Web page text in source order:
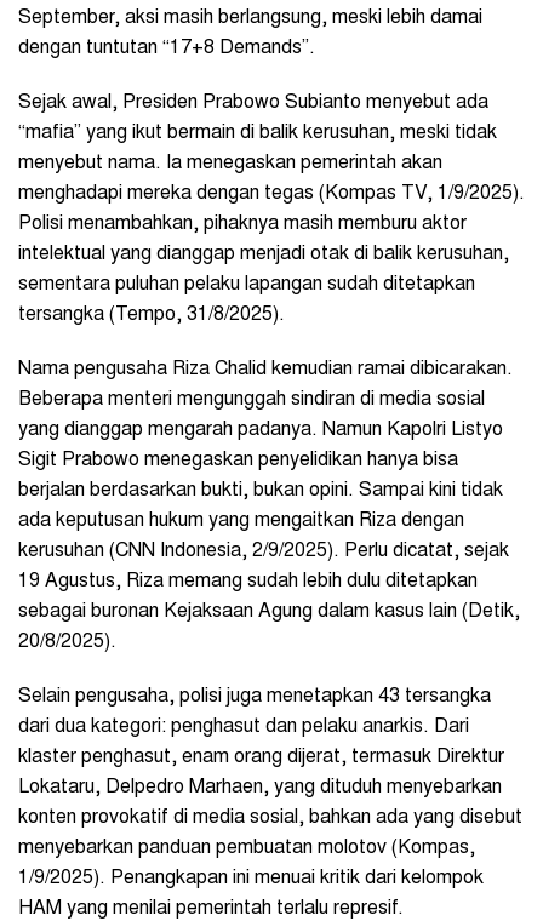
September, aksi masih berlangsung, meski lebih damai
dengan tuntutan “17+8 Demands”.
Sejak awal, Presiden Prabowo Subianto menyebut ada
“mafia” yang ikut bermain di balik kerusuhan, meski tidak
menyebut nama. Ia menegaskan pemerintah akan
menghadapi mereka dengan tegas (Kompas TV, 1/9/2025).
Polisi menambahkan, pihaknya masih memburu aktor
intelektual yang dianggap menjadi otak di balik kerusuhan,
sementara puluhan pelaku lapangan sudah ditetapkan
tersangka (Tempo, 31/8/2025).
Nama pengusaha Riza Chalid kemudian ramai dibicarakan.
Beberapa menteri mengunggah sindiran di media sosial
yang dianggap mengarah padanya. Namun Kapolri Listyo
Sigit Prabowo menegaskan penyelidikan hanya bisa
berjalan berdasarkan bukti, bukan opini. Sampai kini tidak
ada keputusan hukum yang mengaitkan Riza dengan
kerusuhan (CNN Indonesia, 2/9/2025). Perlu dicatat, sejak
19 Agustus, Riza memang sudah lebih dulu ditetapkan
sebagai buronan Kejaksaan Agung dalam kasus lain (Detik,
20/8/2025).
Selain pengusaha, polisi juga menetapkan 43 tersangka
dari dua kategori: penghasut dan pelaku anarkis. Dari
klaster penghasut, enam orang dijerat, termasuk Direktur
Lokataru, Delpedro Marhaen, yang dituduh menyebarkan
konten provokatif di media sosial, bahkan ada yang disebut
menyebarkan panduan pembuatan molotov (Kompas,
1/9/2025). Penangkapan ini menuai kritik dari kelompok
HAM yang menilai pemerintah terlalu represif.